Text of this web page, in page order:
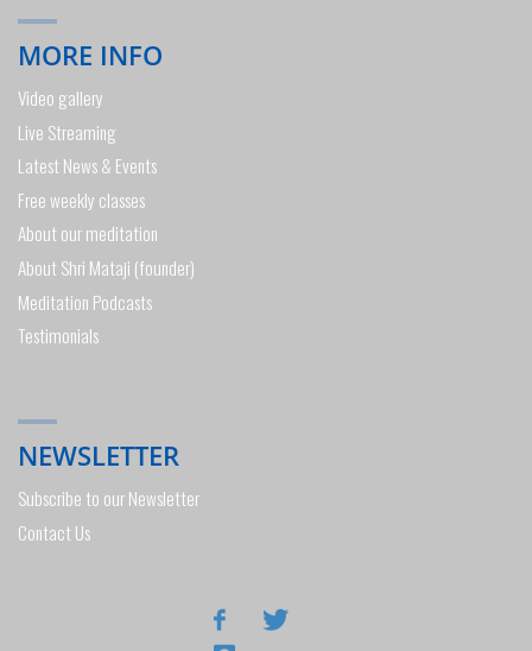
MORE INFO
Video gallery
Live Streaming
Latest News & Events
Free weekly classes
About our meditation
About Shri Mataji (founder)
Meditation Podcasts
Testimonials
NEWSLETTER
Subscribe to our Newsletter
Contact Us